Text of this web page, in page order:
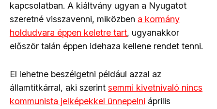
kapcsolatban. A kiáltvány ugyan a Nyugatot
szeretné visszavenni, miközben a kormány
holdudvara éppen keletre tart, ugyanakkor
először talán éppen idehaza kellene rendet tenni.
El lehetne beszélgetni például azzal az
államtitkárral, aki szerint semmi kivetnivaló nincs
kommunista jelképekkel ünnepelni április